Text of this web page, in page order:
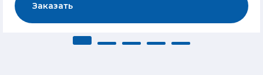
Заказать